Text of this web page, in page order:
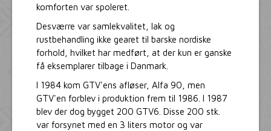
komforten var spoleret.
Desværre var samlekvalitet, lak og
rustbehandling ikke gearet til barske nordiske
forhold, hvilket har medført, at der kun er ganske
få eksemplarer tilbage i Danmark.
I 1984 kom GTV'ens afløser, Alfa 90, men
GTV'en forblev i produktion frem til 1986. I 1987
blev der dog bygget 200 GTV6. Disse 200 stk.
var forsynet med en 3 liters motor og var